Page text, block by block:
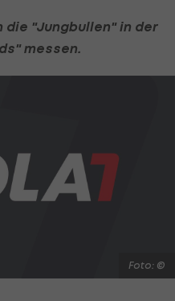
die "Jungbullen" in der
messen.
Foto: ©